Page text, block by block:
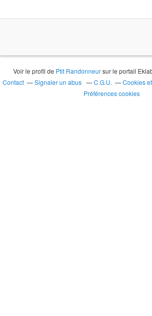
Voir le profil de Ptit Randonneursur le portail
Contact
Signaler un abus C.G.U.
Cookies
Préférences cookies